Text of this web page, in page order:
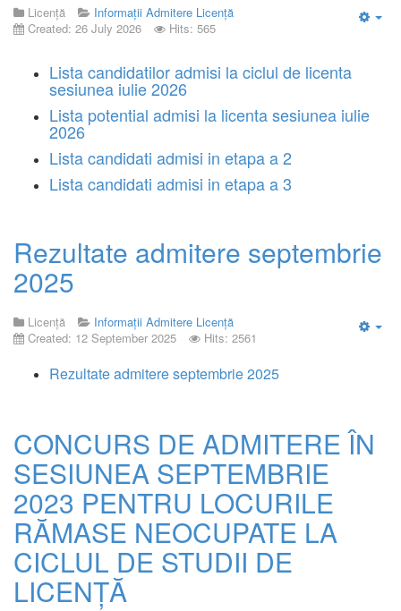
Licență
Informații Admitere Licență
Created: 26 July 2026
Hits: 565
Lista candidatilor admisi la ciclul de licenta
sesiunea iulie 2026
Lista potential admisi la licenta sesiunea iulie
2026
Lista candidati admisi in etapa a 2
Lista candidati admisi in etapa a 3
Rezultate admitere septembrie
2025
Licență
Informații Admitere Licență
Created: 12 September 2025
Hits: 2561
Rezultate admitere septembrie 2025
CONCURS DE ADMITERE ÎN
SESIUNEA SEPTEMBRIE
2023 PENTRU LOCURILE
RĂMASE NEOCUPATE LA
CICLUL DE STUDII DE
LICENȚĂ